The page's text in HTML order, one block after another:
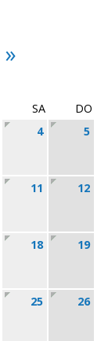
»
SA
DO
4 5
11 12
18 19
25 26